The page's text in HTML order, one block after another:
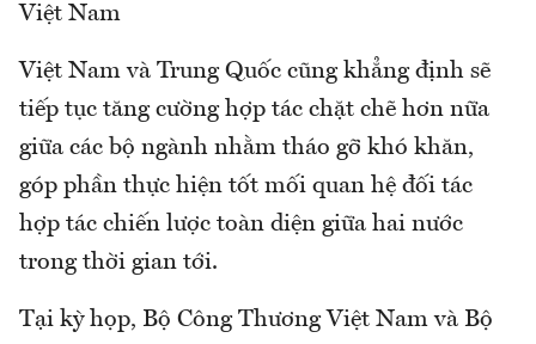
Việt Nam
Việt Nam và Trung Quốc cũng khẳng định sẽ
tiếp tục tăng cường hợp tác chặt chẽ hơn nữa
giữa các bộ ngành nhằm tháo gỡ khó khăn,
góp phần thực hiện tốt mối quan hệ đối tác
hợp tác chiến lược toàn diện giữa hai nước
trong thời gian tới.
Tại kỳ họp, Bộ Công Thương Việt Nam và Bộ